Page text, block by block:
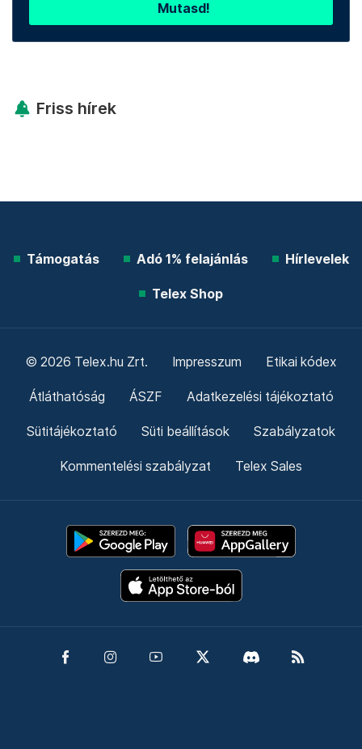
Mutasd!
Friss hírek
Támogatás Adó 1% felajánlás Hírlevelek
Telex Shop
© 2026 Telex.hu Zrt. Impresszum Etikai kódex
Átláthatóság ÁSZF Adatkezelési tájékoztató
Sütitájékoztató Süti beállítások Szabályzatok
Kommentelési szabályzat Telex Sales